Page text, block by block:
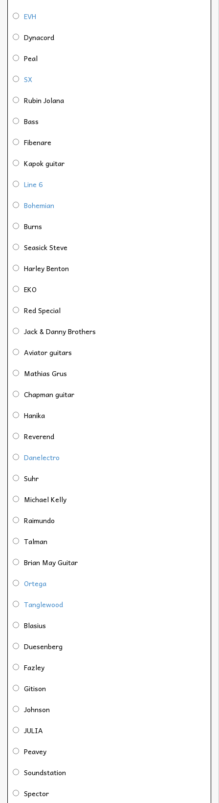
EVH
Dynacord
Peal
SX
Rubin Jolana
Bass
Fibenare
Kapok guitar
Line 6
Bohemian
Burns
Seasick Steve
Harley Benton
EKO
Red Special
Jack & Danny Brothers
Aviator guitars
Mathias Grus
Chapman guitar
Hanika
Reverend
Danelectro
Suhr
Michael Kelly
Raimundo
Talman
Brian May Guitar
Ortega
Tanglewood
Blasius
Duesenberg
Fazley
Gitison
Johnson
JULIA
Peavey
Soundstation
Spector